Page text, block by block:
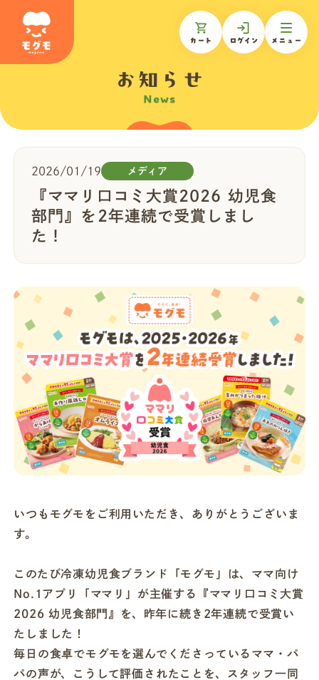
カート ログイン メニュー
ギフトを贈る
お客様の声
店舗一覧
法人・ビジネスの方へ
モグモマガジン
お知らせ
News
2026/01/19 メディア
『ママリ口コミ大賞2026 幼児食
部門』を2年連続で受賞しまし
た！
いつもモグモをご利用いただき、ありがとうございま
す。
このたび冷凍幼児食ブランド「モグモ」は、ママ向け
No.1アプリ「ママリ」が主催する『ママリ口コミ大賞
2026 幼児食部門』を、昨年に続き2年連続で受賞い
たしました！
毎日の食卓でモグモを選んでくださっているママ・パ
パの声が、こうして評価されたことを、スタッフ一同